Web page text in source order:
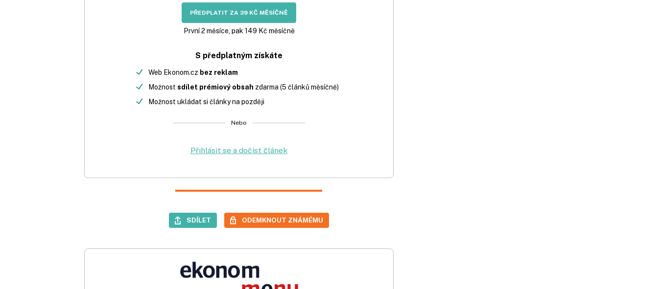
PŘEDPLATIT ZA 39 KČ MĚSÍČNĚ
První 2 měsíce, pak 149 Kč měsíčně
S předplatným získáte
Web Ekonom.cz bez reklam
Možnost sdílet prémiový obsah zdarma (5 článků měsíčně)
Možnost ukládat si články na později
Nebo
Přihlásit se a dočíst článek
SDÍLET ODEMKNOUT ZNÁMÉMU